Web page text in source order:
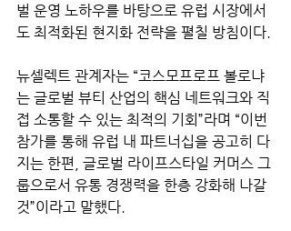
벌 운영 노하우를 바탕으로 유럽 시장에서
도 최적화된 현지화 전략을 펼칠 방침이다.
뉴셀렉트 관계자는 “코스모프로프 볼로냐
는 글로벌 뷰티 산업의 핵심 네트워크와 직
접 소통할 수 있는 최적의 기회”라며 “이번
참가를 통해 유럽 내 파트너십을 공고히 다
지는 한편, 글로벌 라이프스타일 커머스 그
룹으로서 유통 경쟁력을 한층 강화해 나갈
것”이라고 말했다.